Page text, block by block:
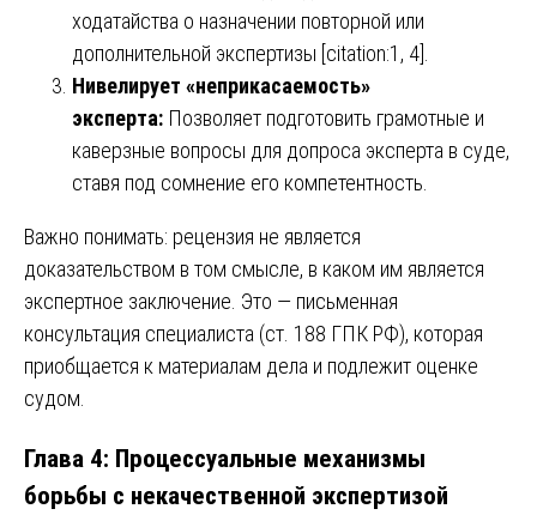
ходатайства о назначении повторной или
дополнительной экспертизы [citation:1, 4].
Нивелирует «неприкасаемость»
эксперта: Позволяет подготовить грамотные и
каверзные вопросы для допроса эксперта в суде,
ставя под сомнение его компетентность.
Важно понимать: рецензия не является
доказательством в том смысле, в каком им является
экспертное заключение. Это — письменная
консультация специалиста (ст. 188 ГПК РФ), которая
приобщается к материалам дела и подлежит оценке
судом.
Глава 4: Процессуальные механизмы
борьбы с некачественной экспертизой